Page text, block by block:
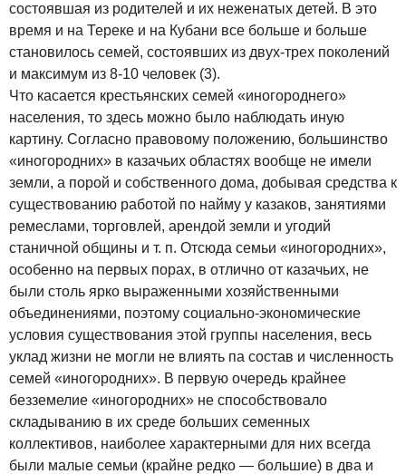
состоявшая из родителей и их неженатых детей. В это
время и на Тереке и на Кубани все больше и больше
становилось семей, состоявших из двух-трех поколений
и максимум из 8-10 человек (3).
Что касается крестьянских семей «иногороднего»
населения, то здесь можно было наблюдать иную
картину. Согласно правовому положению, большинство
«иногородних» в казачьих областях вообще не имели
земли, а порой и собственного дома, добывая средства к
существованию работой по найму у казаков, занятиями
ремеслами, торговлей, арендой земли и угодий
станичной общины и т. п. Отсюда семьи «иногородних»,
особенно на первых порах, в отлично от казачьих, не
были столь ярко выраженными хозяйственными
объединениями, поэтому социально-экономические
условия существования этой группы населения, весь
уклад жизни не могли не влиять па состав и численность
семей «иногородних». В первую очередь крайнее
безземелие «иногородних» не способствовало
складыванию в их среде больших семенных
коллективов, наиболее характерными для них всегда
были малые семьи (крайне редко — большие) в два и